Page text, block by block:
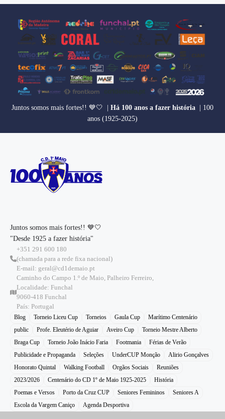
Juntos somos mais fortes!! 💙🤍 | Há 100 anos a fazer história | 100
anos (1925-2025)
Juntos somos mais fortes!! 💙🤍
"Desde 1925 a fazer história"
+351 291 600 180
(chamada para a rede fixa nacional)
E-mail: geral@cd1demaio.pt
Caminho do Campo 1.º de Maio, Palheiro Ferreiro,
Localidade: Funchal
9060-418 Funchal
País: Portugal
Blog Torneio Liceu Cup Torneios Gaula Cup
Marítimo Centenário
public
Profe. Eleutério de Aguiar Aveiro Cup
Torneio Mestre Alberto
Braga Cup
Torneio João Inácio Faria Footmania
Férias de Verão
Publicidade e Propaganda
Seleções UnderCUP Monção
Alirio Gonçalves
Honorato Quintal
Walking Football Orgãos Sociais
Reuniões
2023/2026
Centenário do CD 1º de Maio 1925-2025
História
Poemas e Versos
Porto da Cruz CUP Seniores Femininos
Seniores A
Escola da Vargem Caniço
Agenda Desportiva